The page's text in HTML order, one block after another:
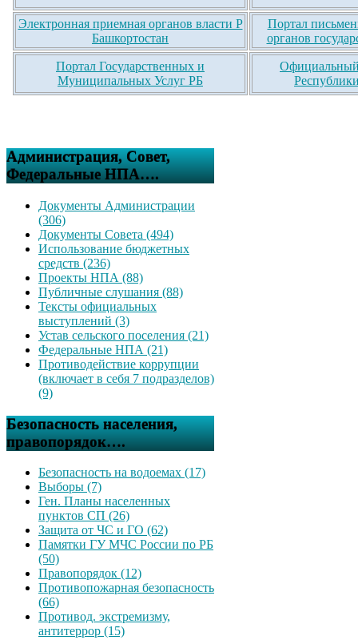
Электронная приемная органов власти Р
Башкортостан
Портал
органов
Портал Государственных и
Муниципальных Услуг РБ
Официальный
Администрация, Совет,
Федеральные НПА….
Документы Администрации
(306)
Документы Совета (494)
Использование бюджетных
средств (236)
Проекты НПА (88)
Публичные слушания (88)
Тексты официальных
выступлений (3)
Устав сельского поселения (21)
Федеральные НПА (21)
Противодействие коррупции
(включает в себя 7 подразделов)
(9)
Безопасность населения,
правопорядок….
Безопасность на водоемах (17)
Выборы (7)
Ген. Планы населенных
пунктов СП (26)
Защита от ЧС и ГО (62)
Памятки ГУ МЧС России по РБ
(50)
Правопорядок (12)
Противопожарная безопасность
(66)
Противод. экстремизму,
антитеррор (15)